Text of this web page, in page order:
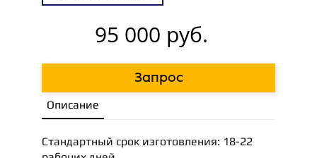
95 000 руб.
Запрос
Описание
Стандартный срок изготовления: 18-22